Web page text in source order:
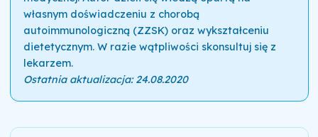
własnym doświadczeniu z chorobą
autoimmunologiczną (ZZSK) oraz wykształceniu
dietetycznym. W razie wątpliwości skonsultuj się z
lekarzem.
Ostatnia aktualizacja: 24.08.2020